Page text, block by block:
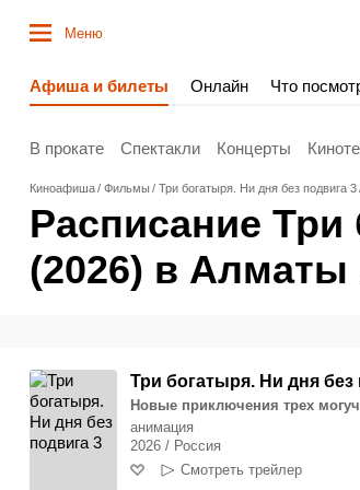
Меню
Афиша и билеты Онлайн Что
В прокате Спектакли Концерты
Киноафиша Фильмы Три богатыря. Ни дня без подвига 3
Расписание Три
(2026) в Алматы
Три богатыря. Ни дня без
Новые приключения трех
анимация
2026 / Россия
Смотреть трейлер